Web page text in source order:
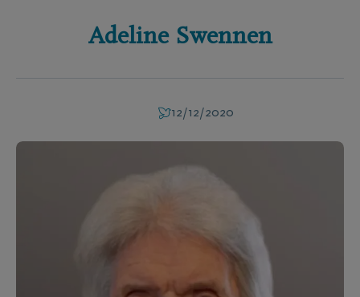
Adeline Swennen
12/12/2020